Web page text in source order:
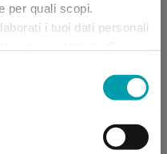
per quali scopi.
i tuoi dati personali
“
has occurred (see the
information)